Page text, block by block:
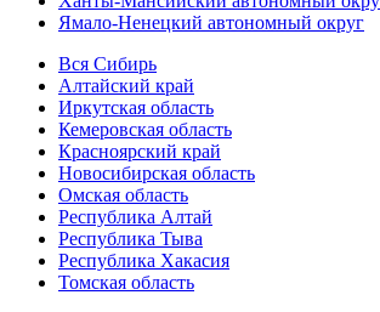
Ямало-Ненецкий автономный округ
Вся Сибирь
Алтайский край
Иркутская область
Кемеровская область
Красноярский край
Новосибирская область
Омская область
Республика Алтай
Республика Тыва
Республика Хакасия
Томская область